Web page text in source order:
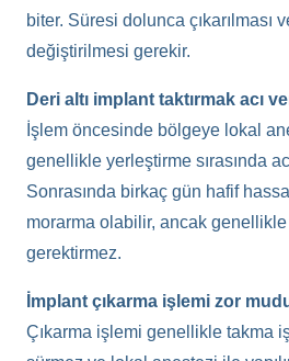
biter. Süresi dolunca çıkarılması
değiştirilmesi gerekir.
Deri altı implant taktırmak acı
İşlem öncesinde bölgeye lokal
genellikle yerleştirme sırasında
Sonrasında birkaç gün hafif
morarma olabilir, ancak genellikle
gerektirmez.
İmplant çıkarma işlemi zor
Çıkarma işlemi genellikle takma